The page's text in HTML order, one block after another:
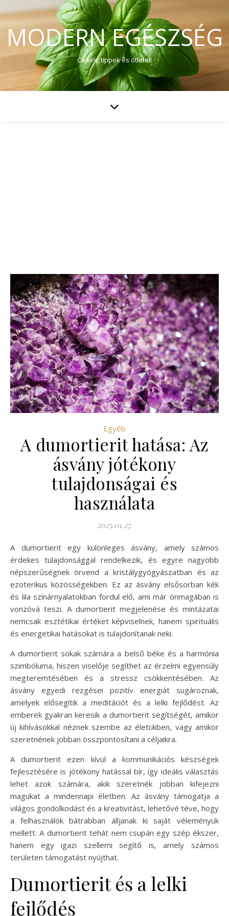
MODERN EGÉSZSÉG
Cikkek, tippek és ötletek
Egyéb
A dumortierit hatása: Az
ásvány jótékony
tulajdonságai és
használata
2025.01.27.
A dumortierit egy különleges ásvány, amely számos
érdekes tulajdonsággal rendelkezik, és egyre nagyobb
népszerűségnek örvend a kristálygyógyászatban és az
ezoterikus közösségekben. Ez az ásvány elsősorban kék
és lila színárnyalatokban fordul elő, ami már önmagában is
vonzóvá teszi. A dumortierit megjelenése és mintázatai
nemcsak esztétikai értéket képviselnek, hanem spirituális
és energetikai hatásokat is tulajdonítanak neki.
A dumortierit sokak számára a belső béke és a harmónia
szimbóluma, hiszen viselője segíthet az érzelmi egyensúly
megteremtésében és a stressz csökkentésében. Az
ásvány egyedi rezgései pozitív energiát sugároznak,
amelyek elősegítik a meditációt és a lelki fejlődést. Az
emberek gyakran keresik a dumortierit segítségét, amikor
új kihívásokkal néznek szembe az életükben, vagy amikor
szeretnének jobban összpontosítani a céljaikra.
A dumortierit ezen kívül a kommunikációs készségek
fejlesztésére is jótékony hatással bír, így ideális választás
lehet azok számára, akik szeretnék jobban kifejezni
magukat a mindennapi életben. Az ásvány támogatja a
világos gondolkodást és a kreativitást, lehetővé téve, hogy
a felhasználók bátrabban álljanak ki saját véleményük
mellett. A dumortierit tehát nem csupán egy szép ékszer,
hanem egy igazi szellemi segítő is, amely számos
területen támogatást nyújthat.
Dumortierit és a lelki
fejlődés